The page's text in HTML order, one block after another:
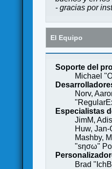
- gracias por
El Equipo
Soporte del
Michael
Norv,
Especialistas
JimM,
Huw,
Mashby,
"sησω"
Brad